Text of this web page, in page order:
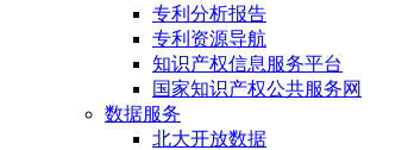
专利分析报告
专利资源导航
知识产权信息服务平台
国家知识产权公共服务网
数据服务
北大开放数据